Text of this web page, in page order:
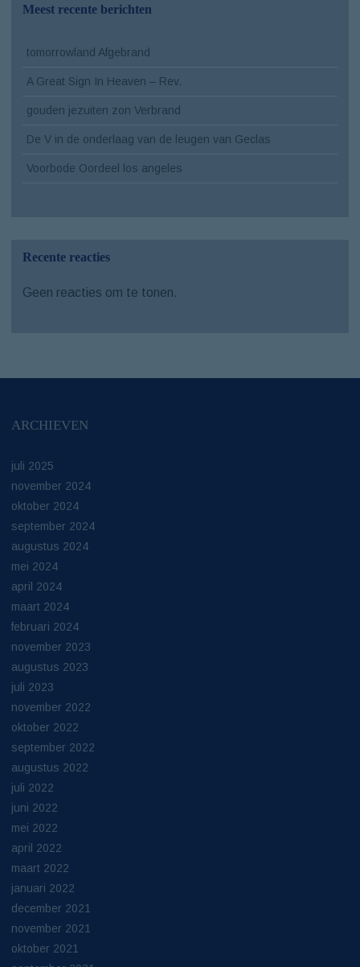
Meest recente berichten
tomorrowland Afgebrand
A Great Sign In Heaven – Rev.
gouden jezuiten zon Verbrand
De V in de onderlaag van de leugen van Geclas
Voorbode Oordeel los angeles
Recente reacties
Geen reacties om te tonen.
ARCHIEVEN
juli 2025
november 2024
oktober 2024
september 2024
augustus 2024
mei 2024
april 2024
maart 2024
februari 2024
november 2023
augustus 2023
juli 2023
november 2022
oktober 2022
september 2022
augustus 2022
juli 2022
juni 2022
mei 2022
april 2022
maart 2022
januari 2022
december 2021
november 2021
oktober 2021